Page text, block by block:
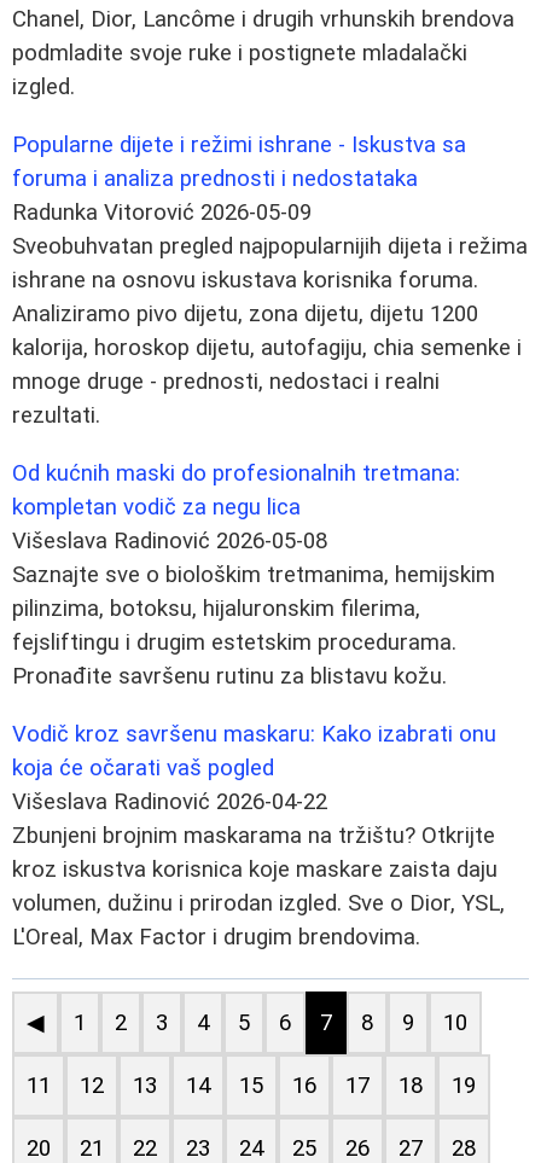
Chanel, Dior, Lancôme i drugih vrhunskih brendova
podmladite svoje ruke i postignete mladalački
izgled.
Popularne dijete i režimi ishrane - Iskustva sa
foruma i analiza prednosti i nedostataka
Radunka Vitorović 2026-05-09
Sveobuhvatan pregled najpopularnijih dijeta i režima
ishrane na osnovu iskustava korisnika foruma.
Analiziramo pivo dijetu, zona dijetu, dijetu 1200
kalorija, horoskop dijetu, autofagiju, chia semenke i
mnoge druge - prednosti, nedostaci i realni
rezultati.
Od kućnih maski do profesionalnih tretmana:
kompletan vodič za negu lica
Višeslava Radinović 2026-05-08
Saznajte sve o biološkim tretmanima, hemijskim
pilinzima, botoksu, hijaluronskim filerima,
fejsliftingu i drugim estetskim procedurama.
Pronađite savršenu rutinu za blistavu kožu.
Vodič kroz savršenu maskaru: Kako izabrati onu
koja će očarati vaš pogled
Višeslava Radinović 2026-04-22
Zbunjeni brojnim maskarama na tržištu? Otkrijte
kroz iskustva korisnica koje maskare zaista daju
volumen, dužinu i prirodan izgled. Sve o Dior, YSL,
L'Oreal, Max Factor i drugim brendovima.
◀ 1 2 3 4 5 6 7 8 9 10
11 12 13 14 15 16 17 18 19
20 21 22 23 24 25 26 27 28